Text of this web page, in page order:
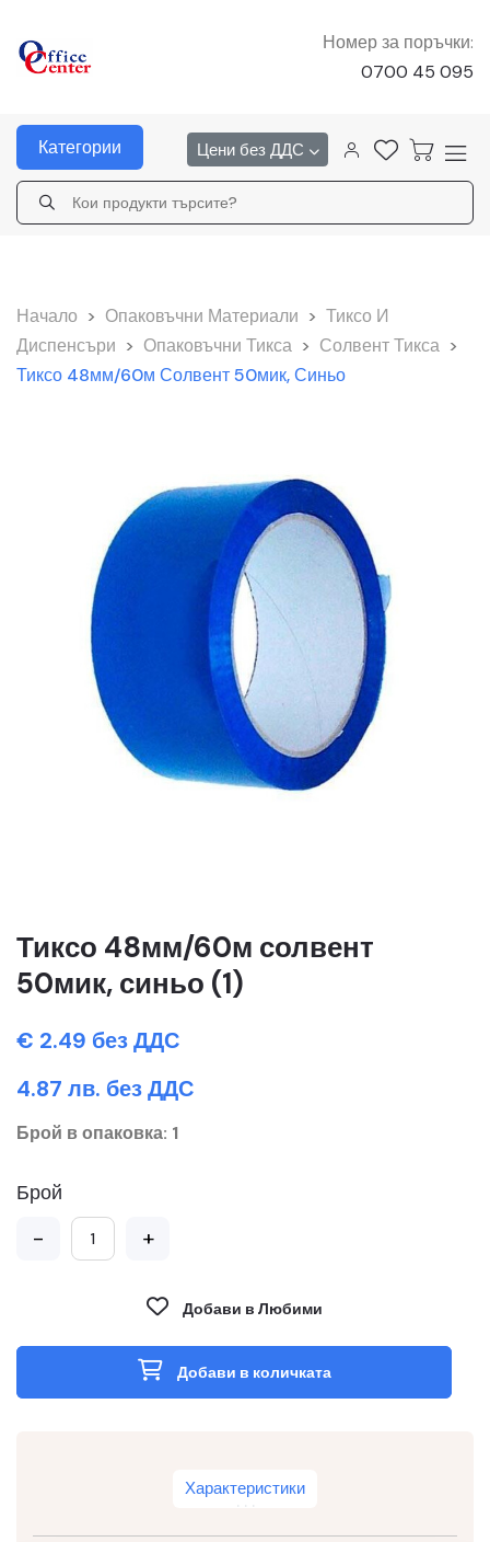
Номер за поръчки:
0700 45 095
Категории Цени без ДДС
Начало > Опаковъчни Материали > Тиксо И
Диспенсъри > Опаковъчни Тикса > Солвент Тикса >
Тиксо 48мм/60м Солвент 50мик, Синьо
Тиксо 48мм/60м солвент
50мик, синьо (1)
€ 2.49 без ДДС
4.87 лв. без ДДС
Брой в опаковка: 1
Брой
- +
Добави в Любими
Добави в количката
Характеристики